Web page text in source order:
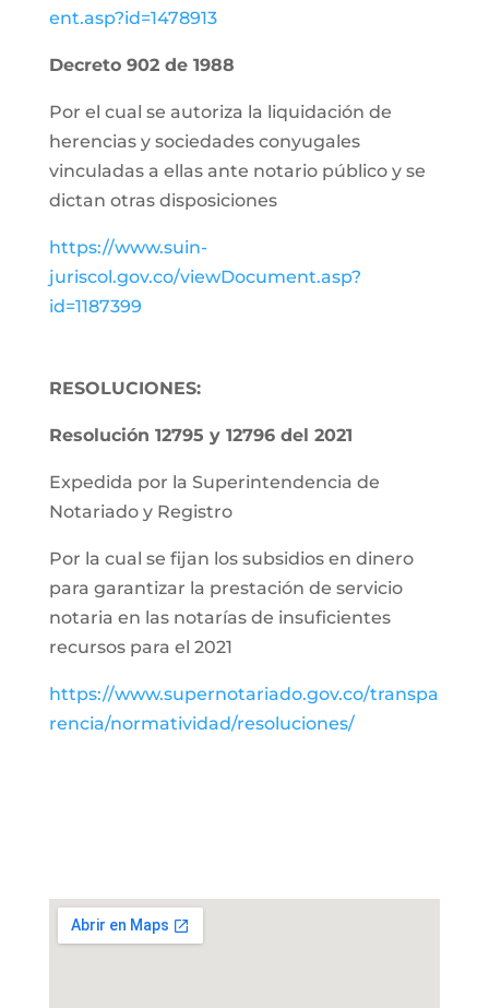
ent.asp?id=1478913
Decreto 902 de 1988
Por el cual se autoriza la liquidación de
herencias y sociedades conyugales
vinculadas a ellas ante notario público y se
dictan otras disposiciones
https://www.suin-
juriscol.gov.co/viewDocument.asp?
id=1187399
RESOLUCIONES:
Resolución 12795 y 12796 del 2021
Expedida por la Superintendencia de
Notariado y Registro
Por la cual se fijan los subsidios en dinero
para garantizar la prestación de servicio
notaria en las notarías de insuficientes
recursos para el 2021
https://www.supernotariado.gov.co/transpa
rencia/normatividad/resoluciones/